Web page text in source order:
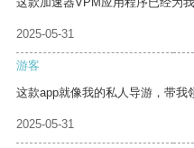
2025-05-31
游客
这款app就像我的私人导游，带我
2025-05-31